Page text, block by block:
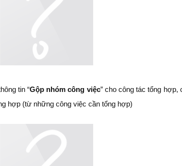
tin “Gộp nhóm công việc” cho công tác tổng hợp,
hợp (từ những công việc cần tổng hợp)